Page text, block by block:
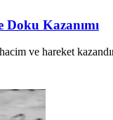
Kazanımı
ve hareket